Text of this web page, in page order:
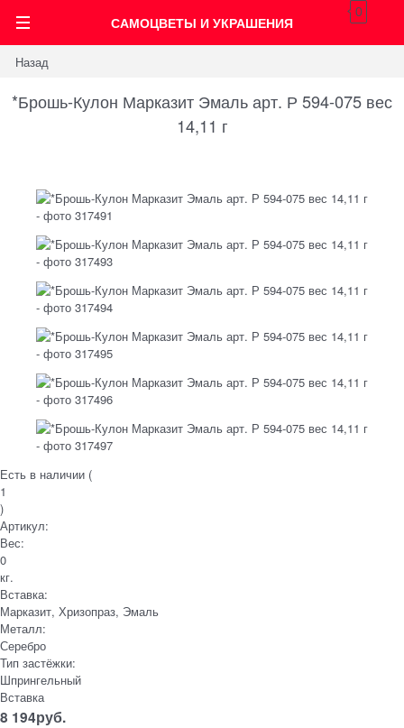
САМОЦВЕТЫ И УКРАШЕНИЯ
0
Назад
*Брошь-Кулон Марказит Эмаль арт. Р 594-075 вес
14,11 г
Есть в наличии (
1
)
Артикул:
Вес:
0
кг.
Вставка:
Марказит, Хризопраз, Эмаль
Металл:
Серебро
Тип застёжки:
Шпрингельный
Вставка
8 194руб.